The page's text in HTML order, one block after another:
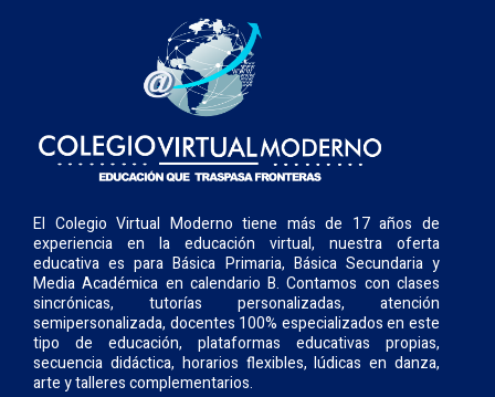
El Colegio Virtual Moderno tiene más de 17 años de
experiencia en la educación virtual, nuestra oferta
educativa es para Básica Primaria, Básica Secundaria y
Media Académica en calendario B. Contamos con clases
sincrónicas, tutorías personalizadas, atención
semipersonalizada, docentes 100% especializados en este
tipo de educación, plataformas educativas propias,
secuencia didáctica, horarios flexibles, lúdicas en danza,
arte y talleres complementarios.